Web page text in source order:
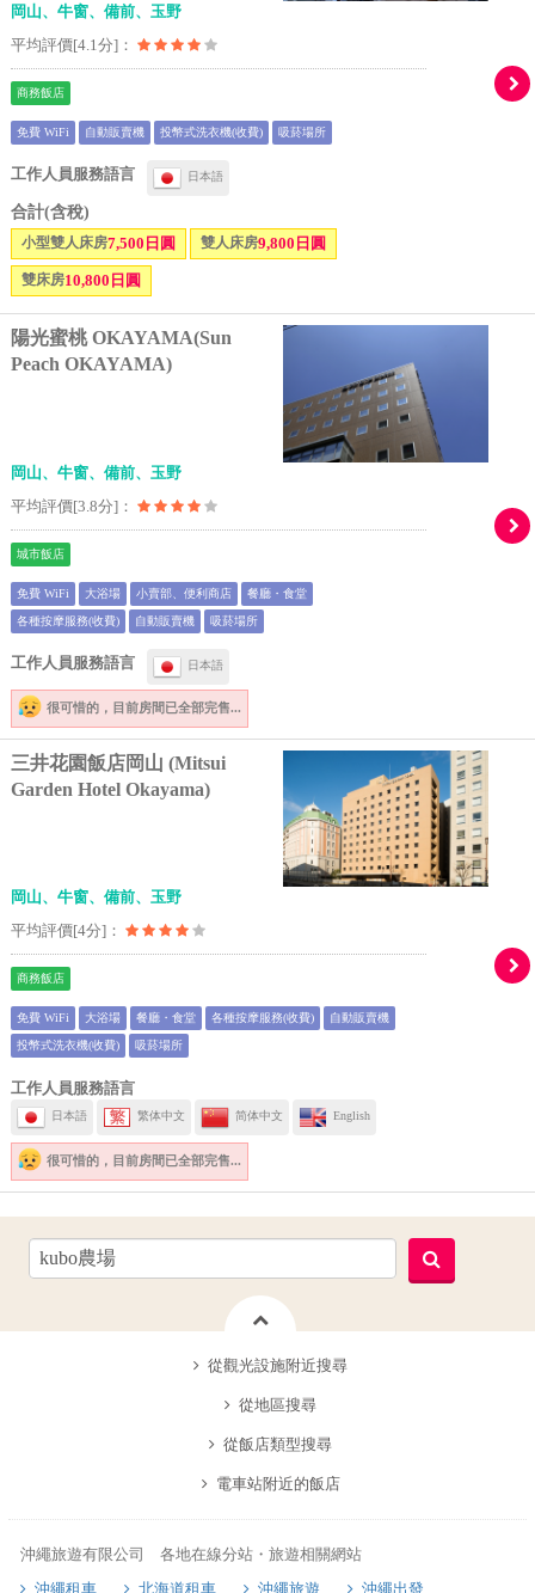
岡山、牛窗、備前、玉野
平均評價[4.1分]：
商務飯店
免費 WiFi 自動販賣機 投幣式洗衣機(收費) 吸菸場所
工作人員服務語言 日本語
合計(含稅)
小型雙人床房7,500日圓 雙人床房9,800日圓
雙床房10,800日圓
陽光蜜桃 OKAYAMA(Sun
Peach OKAYAMA)
岡山、牛窗、備前、玉野
平均評價[3.8分]：
城市飯店
免費 WiFi 大浴場 小賣部、便利商店 餐廳・食堂
各種按摩服務(收費) 自動販賣機 吸菸場所
工作人員服務語言 日本語
很可惜的， 目前房間已全部完售...
三井花園飯店岡山 (Mitsui
Garden Hotel Okayama)
岡山、牛窗、備前、玉野
平均評價[4分]：
商務飯店
免費 WiFi 大浴場 餐廳・食堂 各種按摩服務(收費) 自動販賣機
投幣式洗衣機(收費) 吸菸場所
工作人員服務語言
日本語 繁体中文 简体中文 English
很可惜的， 目前房間已全部完售...
從觀光設施附近搜尋
從地區搜尋
從飯店類型搜尋
電車站附近的飯店
沖繩旅遊有限公司 各地在線分站・旅遊相關網站
沖繩租車
北海道租車 沖繩旅遊 沖繩出發